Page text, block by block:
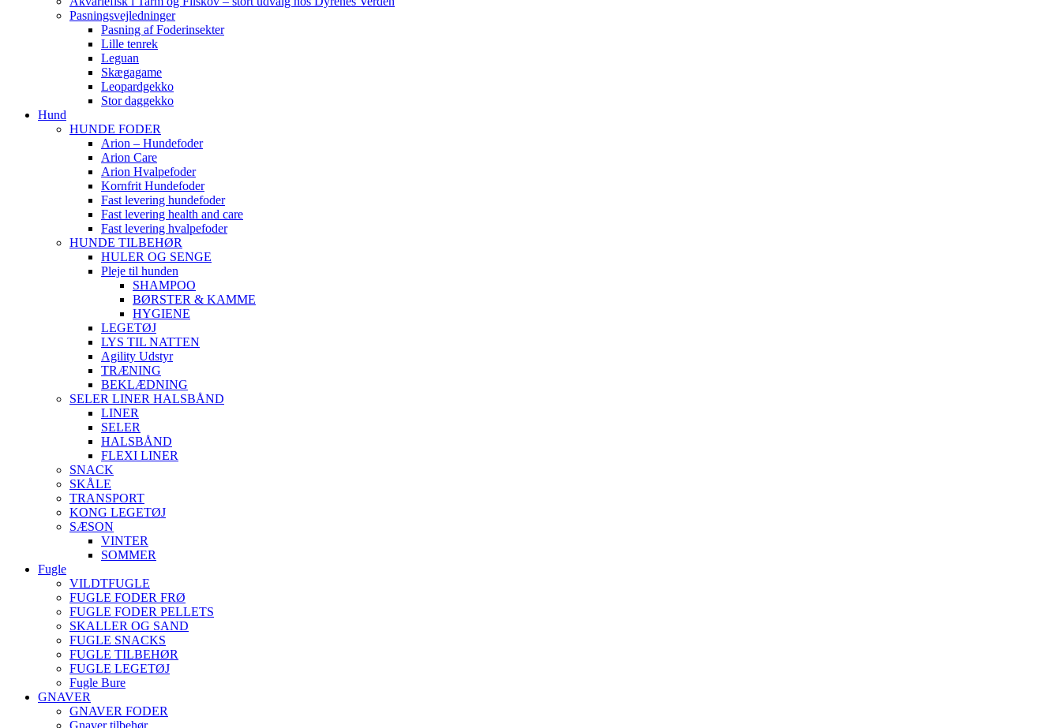
Pasningsvejledninger
Pasning af Foderinsekter
Lille tenrek
Leguan
Skægagame
Leopardgekko
Stor daggekko
Hund
HUNDE FODER
Arion – Hundefoder
Arion Care
Arion Hvalpefoder
Kornfrit Hundefoder
Fast levering hundefoder
Fast levering health and care
Fast levering hvalpefoder
HUNDE TILBEHØR
HULER OG SENGE
Pleje til hunden
SHAMPOO
BØRSTER & KAMME
HYGIENE
LEGETØJ
LYS TIL NATTEN
Agility Udstyr
TRÆNING
BEKLÆDNING
SELER LINER HALSBÅND
LINER
SELER
HALSBÅND
FLEXI LINER
SNACK
SKÅLE
TRANSPORT
KONG LEGETØJ
SÆSON
VINTER
SOMMER
Fugle
VILDTFUGLE
FUGLE FODER FRØ
FUGLE FODER PELLETS
SKALLER OG SAND
FUGLE SNACKS
FUGLE TILBEHØR
FUGLE LEGETØJ
Fugle Bure
GNAVER
GNAVER FODER
Gnaver tilbehør